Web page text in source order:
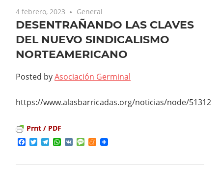
4 febrero, 2023 General
DESENTRAÑANDO LAS CLAVES
DEL NUEVO SINDICALISMO
NORTEAMERICANO
Posted byAsociación Germinal
https://www.alasbarricadas.org/noticias/node/51312
Prnt / PDF
Facebook
TwitterTelegram
WhatsApp
VK MessageMeneame